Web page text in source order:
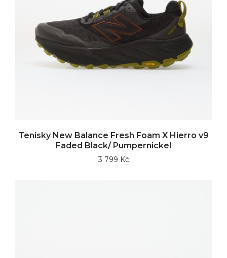
Tenisky New Balance Fresh Foam X Hierro v9
Faded Black/ Pumpernickel
3 799 Kč